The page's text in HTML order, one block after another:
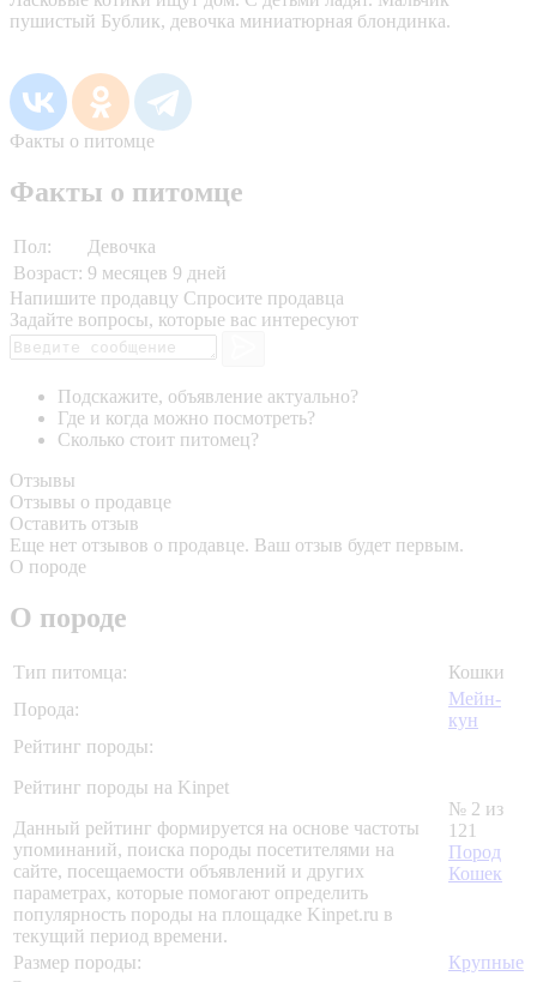
пушистый Бублик, девочка миниатюрная блондинка.
Факты о питомце
Факты о питомце
Пол:
Девочка
Возраст: 9 месяцев 9 дней
Напишите продавцу Спросите продавца
Задайте вопросы, которые вас интересуют
Подскажите, объявление актуально?
Где и когда можно посмотреть?
Сколько стоит питомец?
Отзывы
Отзывы о продавце
Оставить отзыв
Еще нет отзывов о продавце. Ваш отзыв будет первым.
О породе
О породе
Тип питомца:
Кошки
Порода:
Мейн-
кун
Рейтинг породы:
Рейтинг породы на Kinpet
Данный рейтинг формируется на основе частоты
упоминаний, поиска породы посетителями на
сайте, посещаемости объявлений и других
параметрах, которые помогают определить
популярность породы на площадке Kinpet.ru в
текущий период времени.
№ 2 из
121
Пород
Кошек
Размер породы:
Крупные